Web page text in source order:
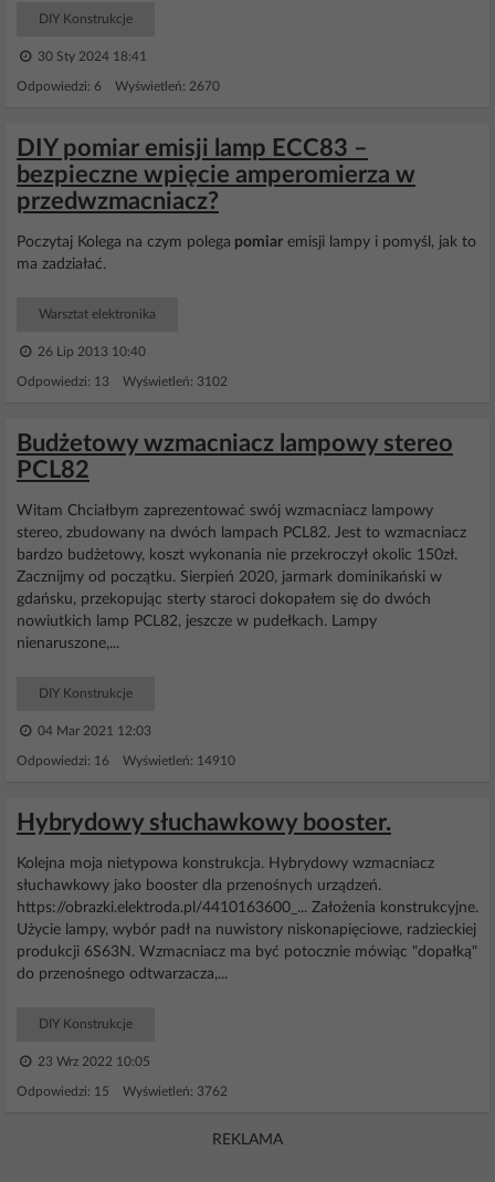
DIY Konstrukcje
30 Sty 2024 18:41
Odpowiedzi: 6 Wyświetleń: 2670
DIY pomiar emisji lamp ECC83 –
bezpieczne wpięcie amperomierza w
przedwzmacniacz?
Poczytaj Kolega na czym polega pomiar emisji lampy i pomyśl, jak to
ma zadziałać.
Warsztat elektronika
26 Lip 2013 10:40
Odpowiedzi: 13 Wyświetleń: 3102
Budżetowy wzmacniacz lampowy stereo
PCL82
Witam Chciałbym zaprezentować swój wzmacniacz lampowy
stereo, zbudowany na dwóch lampach PCL82. Jest to wzmacniacz
bardzo budżetowy, koszt wykonania nie przekroczył okolic 150zł.
Zacznijmy od początku. Sierpień 2020, jarmark dominikański w
gdańsku, przekopując sterty staroci dokopałem się do dwóch
nowiutkich lamp PCL82, jeszcze w pudełkach. Lampy
nienaruszone,...
DIY Konstrukcje
04 Mar 2021 12:03
Odpowiedzi: 16 Wyświetleń: 14910
Hybrydowy słuchawkowy booster.
Kolejna moja nietypowa konstrukcja. Hybrydowy wzmacniacz
słuchawkowy jako booster dla przenośnych urządzeń.
https://obrazki.elektroda.pl/4410163600_... Założenia konstrukcyjne.
Użycie lampy, wybór padł na nuwistory niskonapięciowe, radzieckiej
produkcji 6S63N. Wzmacniacz ma być potocznie mówiąc "dopałką"
do przenośnego odtwarzacza,...
DIY Konstrukcje
23 Wrz 2022 10:05
Odpowiedzi: 15 Wyświetleń: 3762
REKLAMA